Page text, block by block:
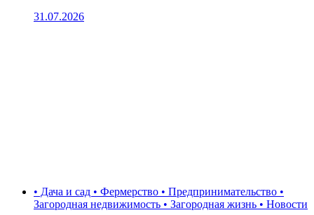
31.07.2026
• Дача и сад • Фермерство • Предпринимательство •
Загородная недвижимость • Загородная жизнь • Новости